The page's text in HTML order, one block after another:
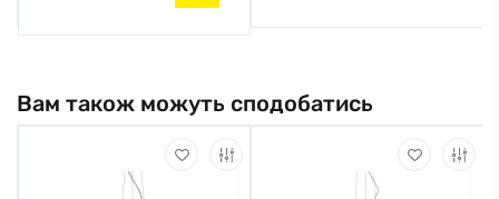
Вам також можуть сподобатись